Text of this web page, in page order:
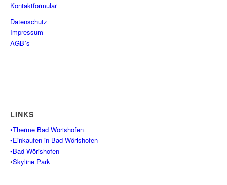
Kontaktformular
Datenschutz
Impressum
AGB´s
LINKS
•Therme Bad Wörishofen
•Einkaufen in Bad Wörishofen
•Bad Wörishofen
•Skyline Park